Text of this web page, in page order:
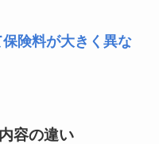
険料が大きく異な
容の違い